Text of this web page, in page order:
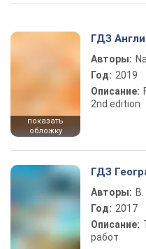
показать
обложку
ГДЗ
Авторы:
Год: 2019
Описание:
2nd edition
ГДЗ
Авторы:
Год: 2017
Описание:
работ